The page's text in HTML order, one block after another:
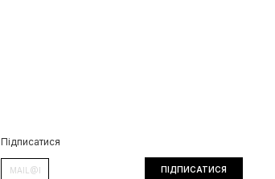
Підписатися